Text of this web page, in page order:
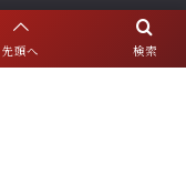
ドリンクともに閉店1時
検索
先頭へ